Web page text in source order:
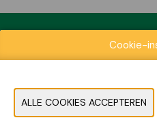
Praktische
Cookie-